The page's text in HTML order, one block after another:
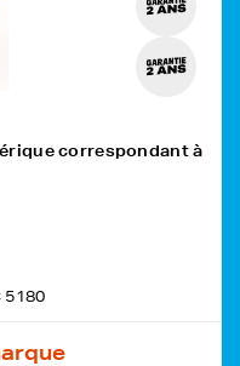
correspondant à
5180